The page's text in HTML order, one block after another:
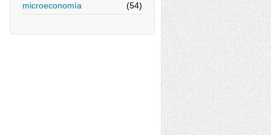
microeconomía
(54)